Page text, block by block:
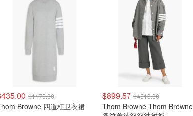
$1175.00
Browne 四道杠卫衣裙
$899.57 $4513.00
Thom Browne Thom Browne